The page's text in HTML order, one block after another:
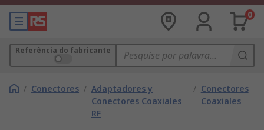
0
Referência do fabricante
/ Conectores / Adaptadores y
Conectores Coaxiales
RF
/ Conectores
Coaxiales